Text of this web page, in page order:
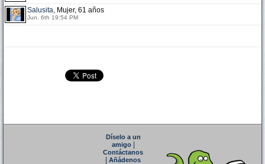
Salusita, Mujer, 61 años
Jun. 6th 19:54 PM
Díselo a un
amigo|
Contáctanos
Añádenos